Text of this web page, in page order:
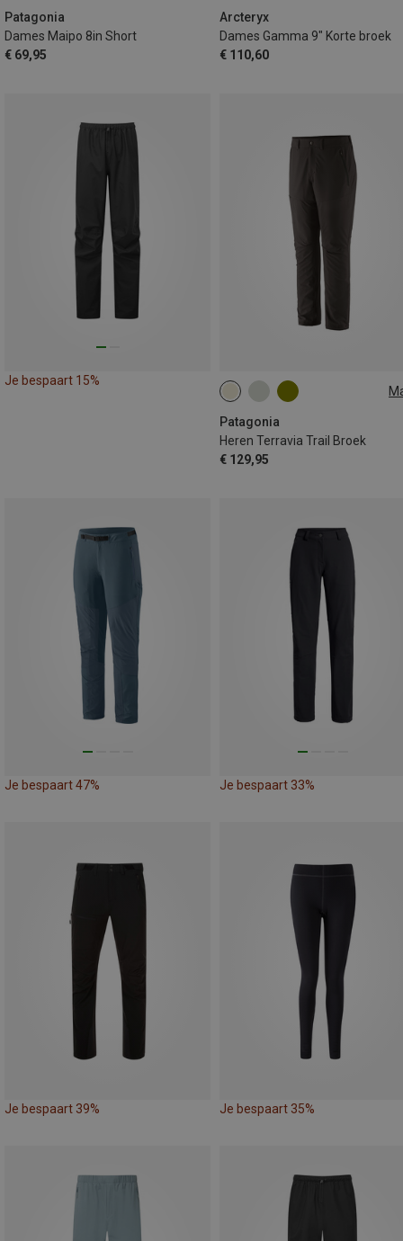
Patagonia
Dames Maipo 8in Short
€ 69,95
Arcteryx
Dames Gamma 9" Korte broek
€ 110,60
Je bespaart 15%
Patagonia
Heren Terravia Trail Broek
€ 129,95
Je bespaart 47% Je bespaart 33%
Je bespaart 39% Je bespaart 35%